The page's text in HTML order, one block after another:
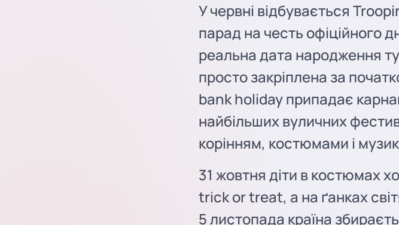
У червні відбувається
парад на честь офіційного
реальна дата народження
просто закріплена за
bank holiday припадає
найбільших вуличних
корінням, костюмами і
31 жовтня діти в костюмах
trick or treat, а на ґанках
5 листопада країна